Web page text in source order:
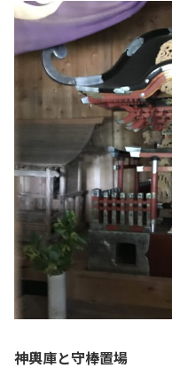
神輿庫と守棒置場